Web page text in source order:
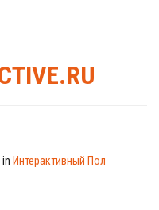
in Интерактивный Пол